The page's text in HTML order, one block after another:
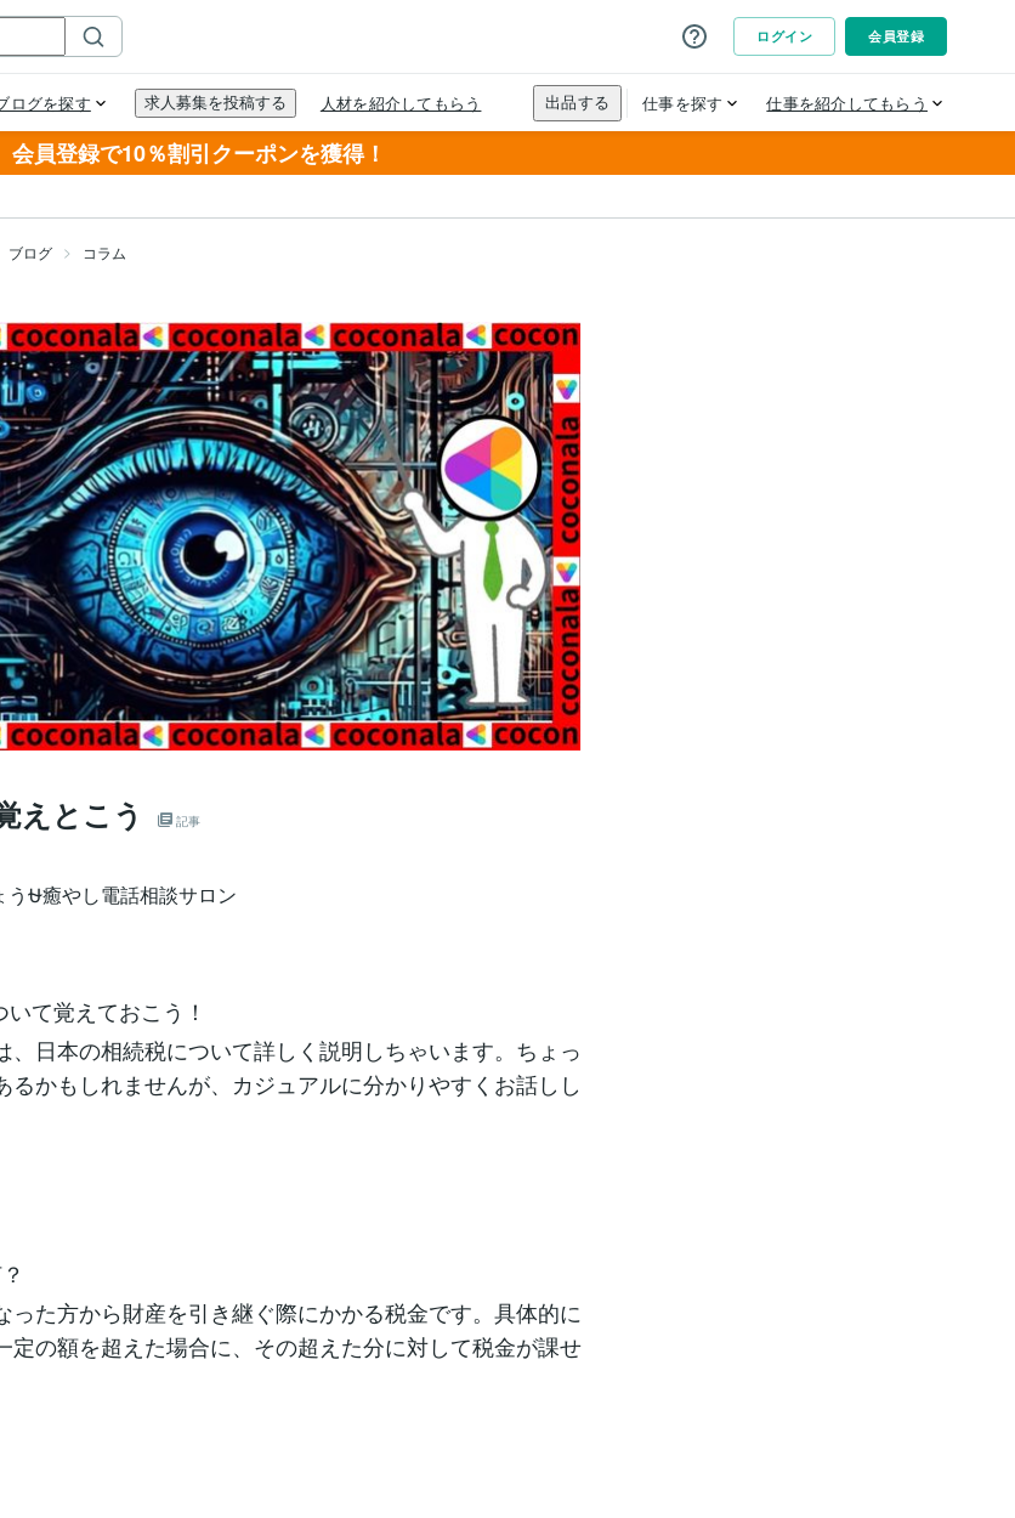
会員登録で10％割引クーポンを獲得！
ブログ コラム
えとこう 記事
う⛎癒やし電話相談サロン
て覚えておこう！
、日本の相続税について詳しく説明しちゃいます。ちょっ
るかもしれませんが、カジュアルに分かりやすくお話しし
った方から財産を引き継ぐ際にかかる税金です。具体的に
定の額を超えた場合に、その超えた分に対して税金が課せ